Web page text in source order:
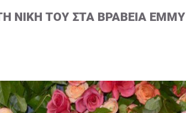
ΝΊΚΗ ΤΟΥ ΣΤΑ ΒΡΑΒΕΊΑ EMMY